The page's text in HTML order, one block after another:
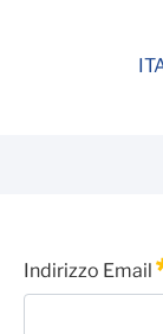
Password
Indirizzo Email
Obbligatorio